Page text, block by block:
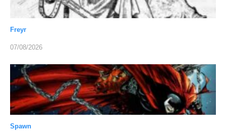
Freyr
07/08/2026
Spawn